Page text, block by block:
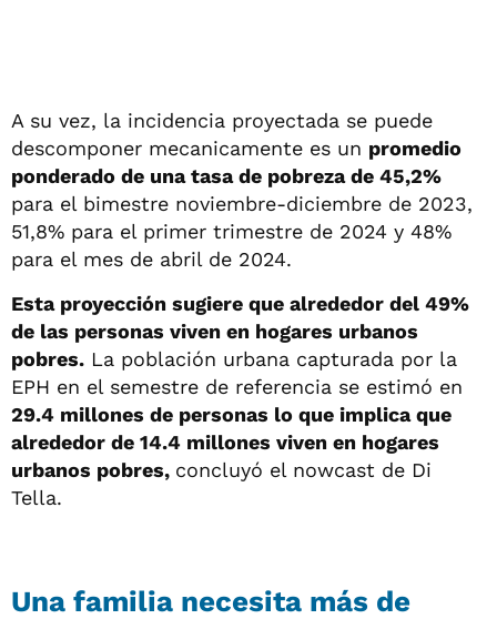
A su vez, la incidencia proyectada se puede
descomponer mecanicamente es un promedio
ponderado de una tasa de pobreza de 45,2%
para el bimestre noviembre-diciembre de 2023,
51,8% para el primer trimestre de 2024 y 48%
para el mes de abril de 2024.
Esta proyección sugiere que alrededor del 49%
de las personas viven en hogares urbanos
pobres. La población urbana capturada por la
EPH en el semestre de referencia se estimó en
29.4 millones de personas lo que implica que
alrededor de 14.4 millones viven en hogares
urbanos pobres, concluyó el nowcast de Di
Tella.
Una familia necesita más de